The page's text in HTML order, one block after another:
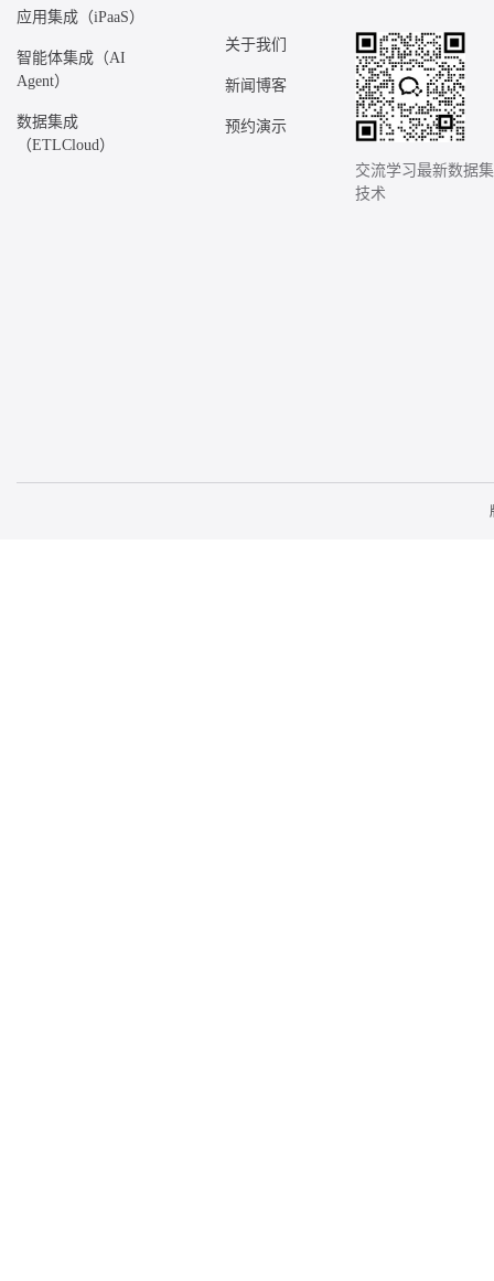
应用集成（iPaaS）
智能体集成（AI
Agent）
数据集成
（ETLCloud）
关于我们
新闻博客
预约演示
交流学习最新数据
技术